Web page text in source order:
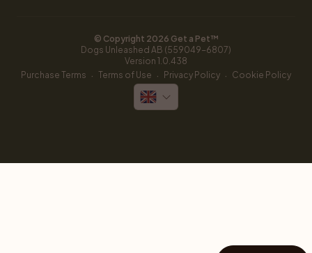
© Copyright 2026 Get a Pet™
Dogs Unleashed AB (559049-6807)
Version 1.0.438
Purchase Terms · Terms of Use · Privacy Policy · Cookie Policy